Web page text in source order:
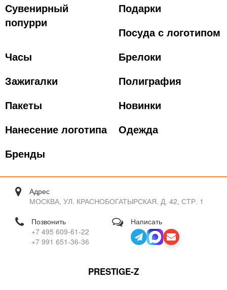
Сувенирный
попурри
Подарки
Посуда с логотипом
Часы
Брелоки
Зажигалки
Полиграфия
Пакеты
Новинки
Нанесение логотипа
Одежда
Бренды
Адрес
МОСКВА, УЛ. КРАСНОБОГАТЫРСКАЯ, Д. 42, СТР. 1
Позвонить
+7 495 609-61-22
+7 991 651-36-36
Написать
PRESTIGE-Z